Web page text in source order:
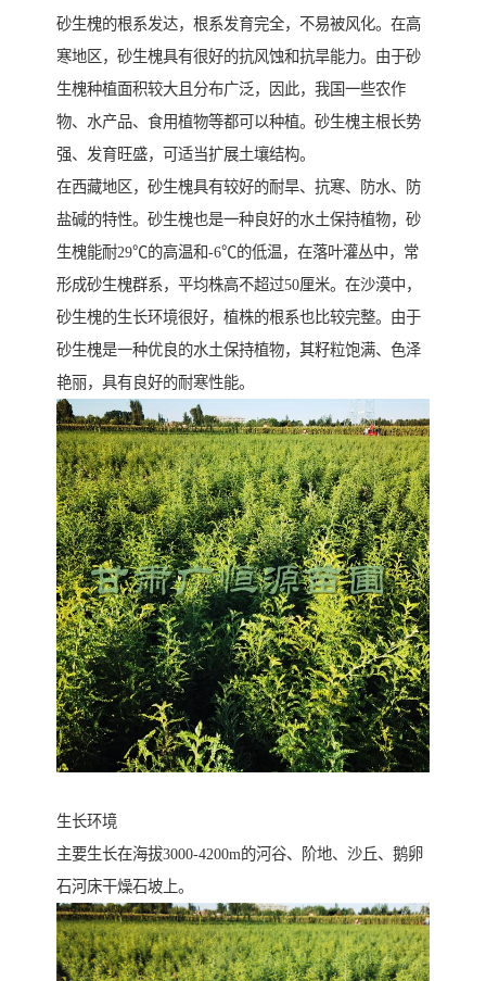
砂生槐的根系发达，根系发育完全，不易被风化。在高
寒地区，砂生槐具有很好的抗风蚀和抗旱能力。由于砂
生槐种植面积较大且分布广泛，因此，我国一些农作
物、水产品、食用植物等都可以种植。砂生槐主根长势
强、发育旺盛，可适当扩展土壤结构。
在西藏地区，砂生槐具有较好的耐旱、抗寒、防水、防
盐碱的特性。砂生槐也是一种良好的水土保持植物，砂
生槐能耐29℃的高温和-6℃的低温，在落叶灌丛中，常
形成砂生槐群系，平均株高不超过50厘米。在沙漠中，
砂生槐的生长环境很好，植株的根系也比较完整。由于
砂生槐是一种优良的水土保持植物，其籽粒饱满、色泽
艳丽，具有良好的耐寒性能。
生长环境
主要生长在海拔3000-4200m的河谷、阶地、沙丘、鹅卵
石河床干燥石坡上。